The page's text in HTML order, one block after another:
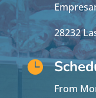
28232

From